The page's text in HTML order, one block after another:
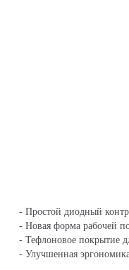
- Простой диодный
- Новая форма рабочей
- Тефлоновое покрытие
- Улучшенная